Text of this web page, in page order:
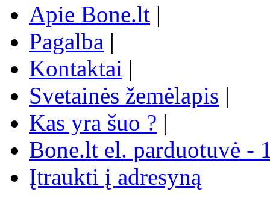
Apie Bone.lt |
Pagalba |
Kontaktai |
Svetainės žemėlapis |
Kas yra šuo ? |
Bone.lt el. parduotuvė -
Įtraukti į adresyną